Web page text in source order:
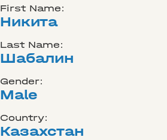
First Name:
Никита
Last Name:
Шабалин
Gender:
Male
Country:
Казахстан